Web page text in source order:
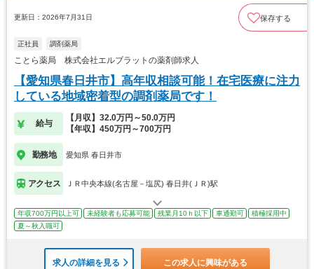
更新日：2026年7月31日 保存する
正社員 調剤薬局
ことら薬局 株式会社エルブラットの薬剤師求人
【愛知県春日井市】高年収相談可能！在宅医療に注力
している地域密着型の調剤薬局です！
給与
【月収】32.0万円～50.0万円
【年収】450万円～700万円
勤務地 愛知県 春日井市
アクセス ＪＲ中央本線(名古屋－塩尻) 春日井(ＪＲ)駅
年収700万円以上可 未経験者も応募可能 残業月10ｈ以下 車通勤可
積極採用中
夏～秋入職可
求人の詳細を見る この求人に興味がある